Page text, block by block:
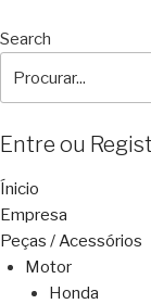
Search
Entre ou
Ínicio
Empresa
Peças / Acessórios
Motor
Honda